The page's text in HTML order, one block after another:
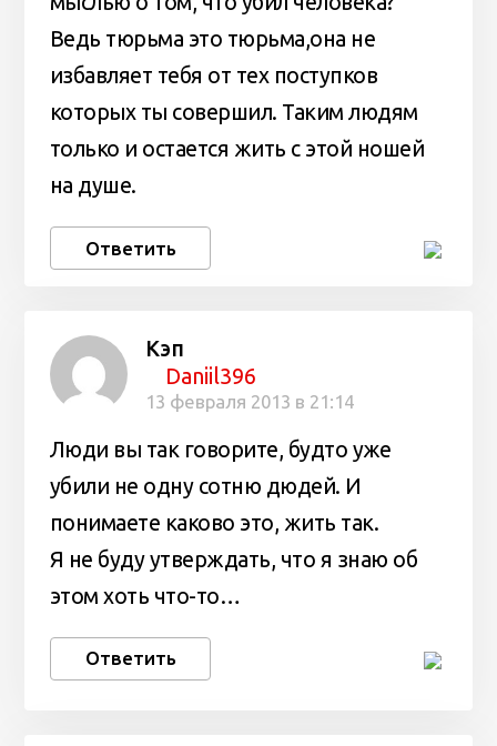
Ведь тюрьма это тюрьма,она не
избавляет тебя от тех поступков
которых ты совершил. Таким людям
только и остается жить с этой ношей
на душе.
Ответить
Кэп
Daniil396
13 февраля 2013 в 21:14
Люди вы так говорите, будто уже
убили не одну сотню дюдей. И
понимаете каково это, жить так.
Я не буду утверждать, что я знаю об
этом хоть что-то…
Ответить